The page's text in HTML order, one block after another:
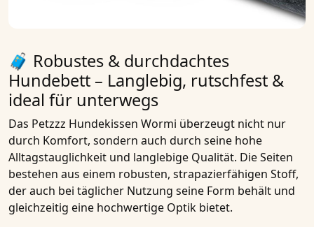
🧳 Robustes & durchdachtes
Hundebett – Langlebig, rutschfest &
ideal für unterwegs
Das Petzzz Hundekissen Wormi überzeugt nicht nur
durch Komfort, sondern auch durch seine hohe
Alltagstauglichkeit und langlebige Qualität. Die Seiten
bestehen aus einem robusten, strapazierfähigen Stoff,
der auch bei täglicher Nutzung seine Form behält und
gleichzeitig eine hochwertige Optik bietet.